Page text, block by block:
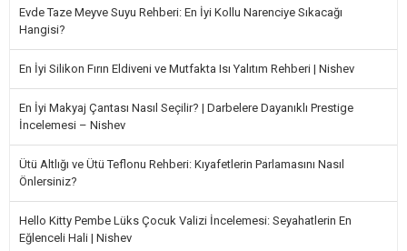
Evde Taze Meyve Suyu Rehberi: En İyi Kollu Narenciye Sıkacağı
Hangisi?
En İyi Silikon Fırın Eldiveni ve Mutfakta Isı Yalıtım Rehberi | Nishev
En İyi Makyaj Çantası Nasıl Seçilir? | Darbelere Dayanıklı Prestige
İncelemesi – Nishev
Ütü Altlığı ve Ütü Teflonu Rehberi: Kıyafetlerin Parlamasını Nasıl
Önlersiniz?
Hello Kitty Pembe Lüks Çocuk Valizi İncelemesi: Seyahatlerin En
Eğlenceli Hali | Nishev